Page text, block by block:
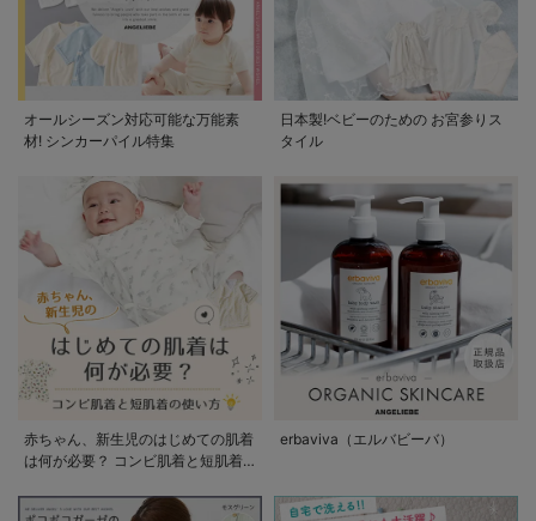
オールシーズン対応可能な万能素
材! シンカーパイル特集
日本製!ベビーのための お宮参りス
タイル
赤ちゃん、新生児のはじめての肌着
は何が必要？ コンビ肌着と短肌着
erbaviva（エルバビーバ）